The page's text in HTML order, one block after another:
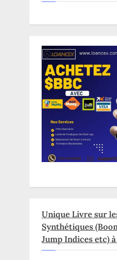
Unique Livre sur
Synthétiques
Jump Indices etc)